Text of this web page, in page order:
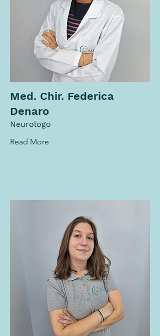
Med. Chir. Federica
Denaro
Neurologo
Read More